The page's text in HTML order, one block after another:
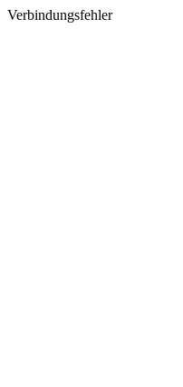
Verbindungsfehler